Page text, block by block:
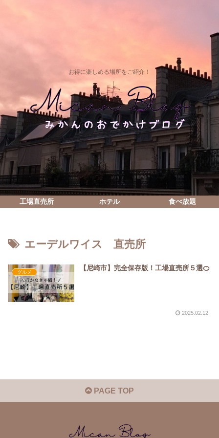
お得に楽しめる場所をご紹介！
工場直売所 ホテル 食べ放題
エーデルワイス 直売所
グルメ
【尼崎市】完全保存版！工場直売所５選🍊
2025.02.12
PAGE TOP